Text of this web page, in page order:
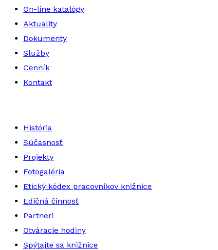
On-line katalógy
Aktuality
Dokumenty
Služby
Cenník
Kontakt
História
Súčasnosť
Projekty
Fotogaléria
Etický kódex pracovníkov knižnice
Edičná činnosť
Partneri
Otváracie hodiny
Spýtajte sa knižnice